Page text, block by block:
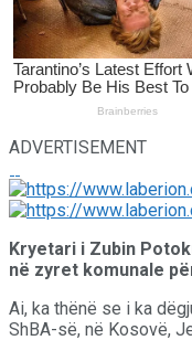
ADVERTISEMENT
Kryetari i Zubin
në zyret komunale
Ai, ka thënë se i ka
ShBA-së, në Kosovë,